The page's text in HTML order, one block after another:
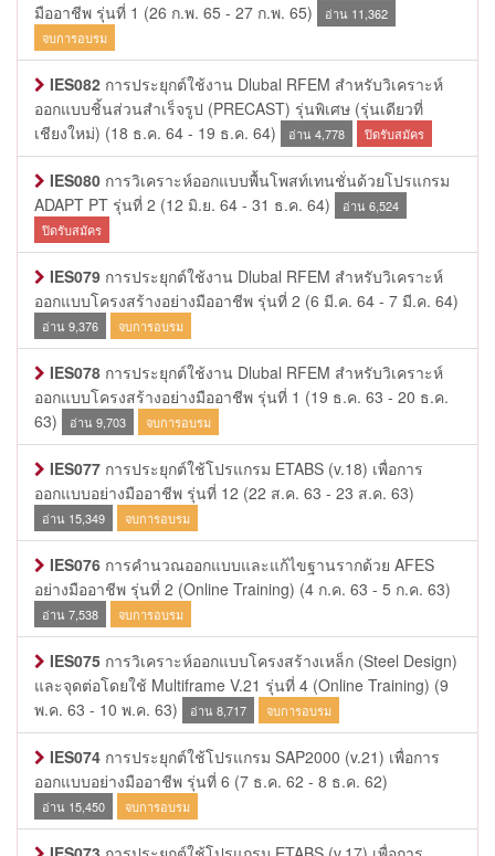
มืออาชีพ รุ่นที่ 1 (26 ก.พ. 65 - 27 ก.พ. 65)
อ่าน 11,362
จบการอบรม
IES082 การประยุกต์ใช้งาน Dlubal RFEM สำหรับวิเคราะห์
ออกแบบชิ้นส่วนสำเร็จรูป (PRECAST) รุ่นพิเศษ (รุ่นเดียวที่
เชียงใหม่) (18 ธ.ค. 64 - 19 ธ.ค. 64) อ่าน 4,778 ปิดรับสมัคร
IES080 การวิเคราะห์ออกแบบพื้นโพสท์เทนชั่นด้วยโปรแกรม
ADAPT PT รุ่นที่ 2 (12 มิ.ย. 64 - 31 ธ.ค. 64)
อ่าน 6,524
ปิดรับสมัคร
IES079 การประยุกต์ใช้งาน Dlubal RFEM สำหรับวิเคราะห์
ออกแบบโครงสร้างอย่างมืออาชีพ รุ่นที่ 2 (6 มี.ค. 64 - 7 มี.ค. 64)
อ่าน 9,376 จบการอบรม
IES078 การประยุกต์ใช้งาน Dlubal RFEM สำหรับวิเคราะห์
ออกแบบโครงสร้างอย่างมืออาชีพ รุ่นที่ 1 (19 ธ.ค. 63 - 20 ธ.ค.
63)
อ่าน 9,703 จบการอบรม
IES077 การประยุกต์ใช้โปรแกรม ETABS (v.18) เพื่อการ
ออกแบบอย่างมืออาชีพ รุ่นที่ 12 (22 ส.ค. 63 - 23 ส.ค. 63)
อ่าน 15,349 จบการอบรม
IES076 การคำนวณออกแบบและแก้ไขฐานรากด้วย AFES
อย่างมืออาชีพ รุ่นที่ 2 (Online Training) (4 ก.ค. 63 - 5 ก.ค. 63)
อ่าน 7,538 จบการอบรม
IES075 การวิเคราะห์ออกแบบโครงสร้างเหล็ก (Steel Design)
และจุดต่อโดยใช้ Multiframe V.21 รุ่นที่ 4 (Online Training) (9
พ.ค. 63 - 10 พ.ค. 63)
อ่าน 8,717 จบการอบรม
IES074 การประยุกต์ใช้โปรแกรม SAP2000 (v.21) เพื่อการ
ออกแบบอย่างมืออาชีพ รุ่นที่ 6 (7 ธ.ค. 62 - 8 ธ.ค. 62)
อ่าน 15,450 จบการอบรม